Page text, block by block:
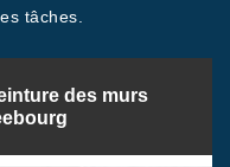
tâches.
des murs